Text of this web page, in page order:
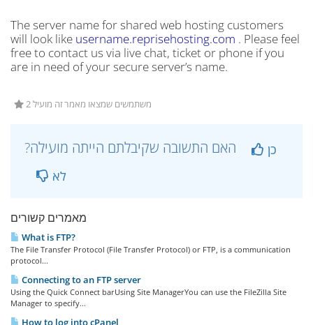
The server name for shared web hosting customers
will look like username.reprisehosting.com . Please feel
free to contact us via live chat, ticket or phone if you
are in need of your secure server’s name.
2 משתמשים שמצאו מאמר זה מועיל
כן
לא
מאמרים קשורים
What is FTP?
The File Transfer Protocol (File Transfer Protocol) or FTP, is a communication
protocol...
Connecting to an FTP server
Using the Quick Connect barUsing Site ManagerYou can use the FileZilla Site
Manager to specify...
How to log into cPanel